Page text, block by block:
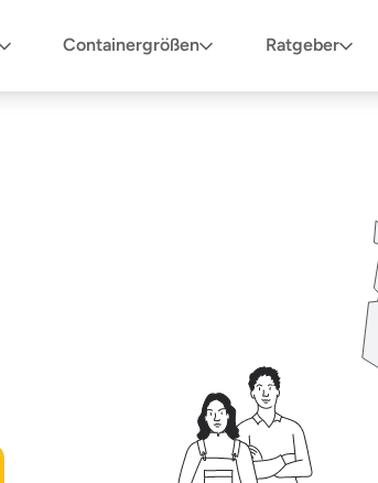
Containergrößen Ratgeber